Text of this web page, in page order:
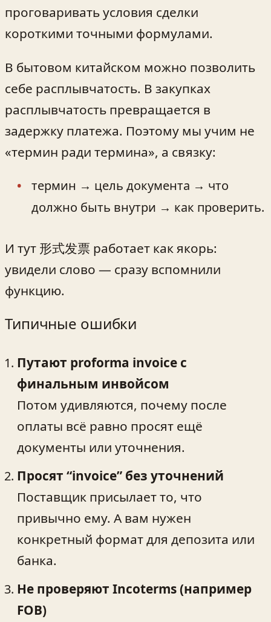
проговаривать условия сделки
короткими точными формулами.
В бытовом китайском можно позволить
себе расплывчатость. В закупках
расплывчатость превращается в
задержку платежа. Поэтому мы учим не
«термин ради термина», а связку:
термин → цель документа → что
должно быть внутри → как проверить.
И тут 形式发票 работает как якорь:
увидели слово — сразу вспомнили
функцию.
Типичные ошибки
Путают proforma invoice с
финальным инвойсом
Потом удивляются, почему после
оплаты всё равно просят ещё
документы или уточнения.
Просят “invoice” без уточнений
Поставщик присылает то, что
привычно ему. А вам нужен
конкретный формат для депозита или
банка.
Не проверяют Incoterms (например
FOB)